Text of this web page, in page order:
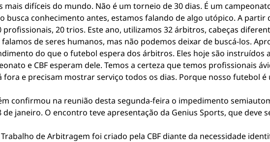
mais difíceis do mundo. Não é um torneio de 30 dias. É um
busca conhecimento antes, estamos falando de algo utópico. A
profissionais, 20 trios. Este ano, utilizamos 32 árbitros, cabeças
de seres humanos, mas não podemos deixar de buscá-los.
do que o futebol espera dos árbitros. Eles hoje são instruídos
e CBF esperam dele. Temos a certeza que temos profissionais
fora e precisam mostrar serviço todos os dias. Porque nosso futebol é
confirmou na reunião desta segunda-feira o impedimento
de janeiro. O encontro teve apresentação da Genius Sports, que deve
de Arbitragem foi criado pela CBF diante da necessidade